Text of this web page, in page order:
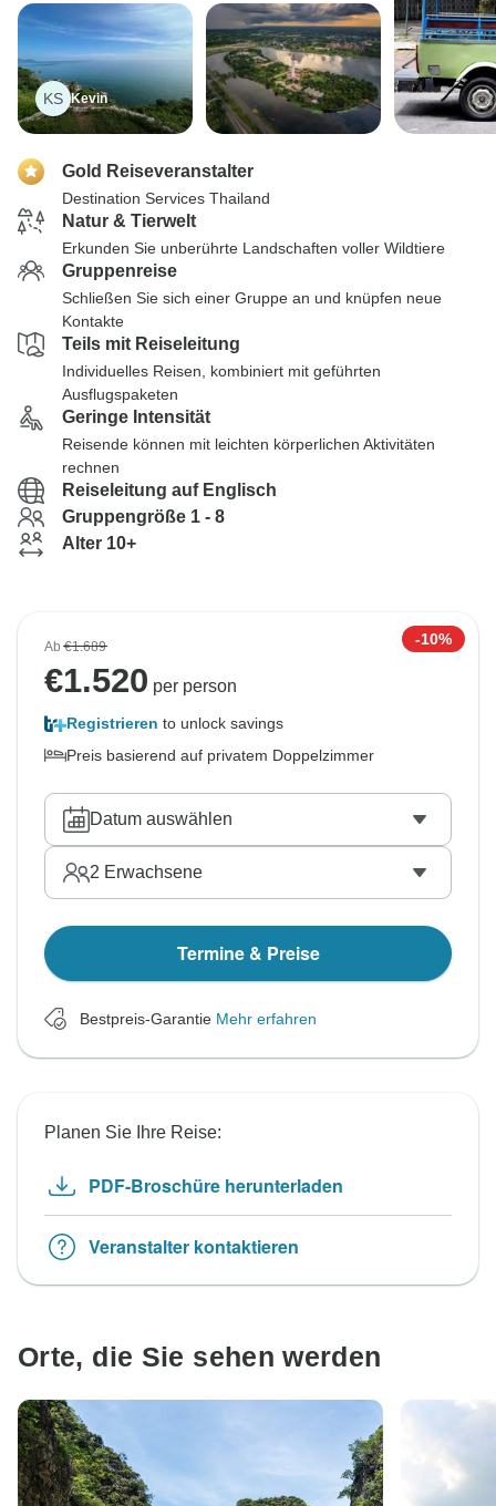
KS Kevin
Gold Reiseveranstalter
Destination Services Thailand
Natur & Tierwelt
Erkunden Sie unberührte Landschaften voller Wildtiere
Gruppenreise
Schließen Sie sich einer Gruppe an und knüpfen neue
Kontakte
Teils mit Reiseleitung
Individuelles Reisen, kombiniert mit geführten
Ausflugspaketen
Geringe Intensität
Reisende können mit leichten körperlichen Aktivitäten
rechnen
Reiseleitung auf Englisch
Gruppengröße 1 - 8
Alter 10+
Ab€1.689 -10%
€1.520 per person
Registrieren to unlock savings
Preis basierend auf privatem Doppelzimmer
Datum auswählen
2 Erwachsene
Termine & Preise
Bestpreis-Garantie Mehr erfahren
Planen Sie Ihre Reise:
PDF-Broschüre herunterladen
Veranstalter kontaktieren
Orte, die Sie sehen werden